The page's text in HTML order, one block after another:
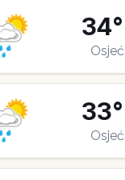
34°
33°